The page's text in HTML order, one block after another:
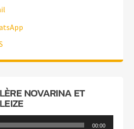
NOVARINA ET
00:00